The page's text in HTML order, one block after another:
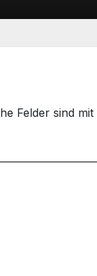
Felder sind mit